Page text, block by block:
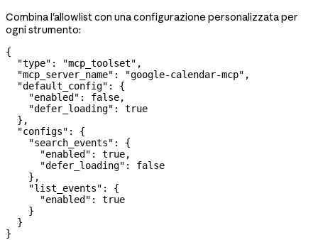
Combina l'allowlist con una configurazione personalizzata per
ogni strumento:
{
  "type"
: "mcp_toolset" ,
  "mcp_server_name"
: "google-calendar-mcp" ,
  "default_config"
: {
    "enabled"
: false,
    "defer_loading"
: true
  },
  "configs"
: {
    "search_events"
: {
      "enabled"
: true,
      "defer_loading"
: false
    },
    "list_events"
: {
      "enabled"
: true
    }
  }
}